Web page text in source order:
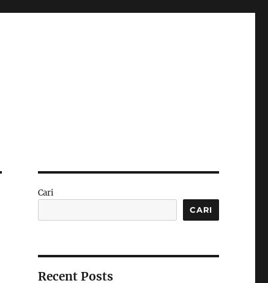
Cari
CARI
Recent Posts